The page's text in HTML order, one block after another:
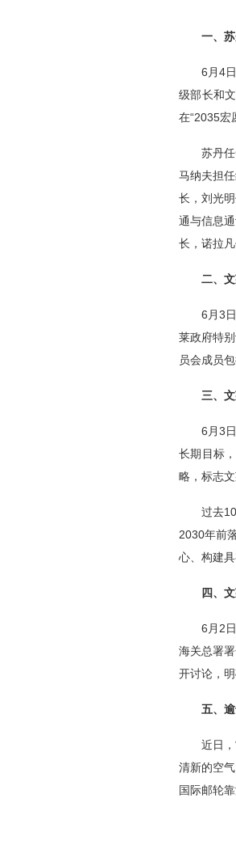
一、
6月4
级部长和
在“2035宏
苏丹
马纳夫担
长，刘光
通与信息
长，诺拉凡
二、
6月3
莱政府特
员会成员
三、
6月3
长期目标
略，标志
过去
2030年前
心、构建
四、
6月2
海关总署
开讨论，
五、
近日
清新的空
国际邮轮靠